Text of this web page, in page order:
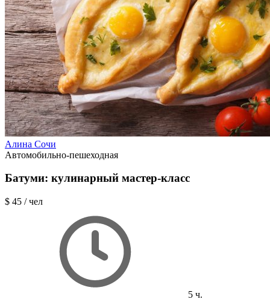
Алина Сочи
Автомобильно-пешеходная
Батуми: кулинарный мастер-класс
$ 45 / чел
5 ч.